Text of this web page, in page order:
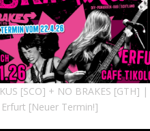
[SCO] + NO BRAKES [GTH]
[Neuer Termin!]